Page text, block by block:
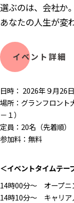
選ぶのは、会社か
あなたの人生が変
イベント詳細
日時： 2026年９月26
場所：グランフロン
－１）
定員：20名（先着順）
参加料：無料
＜イベントタイムテー
14時00分～ オープニ
14時10分～ キャリア